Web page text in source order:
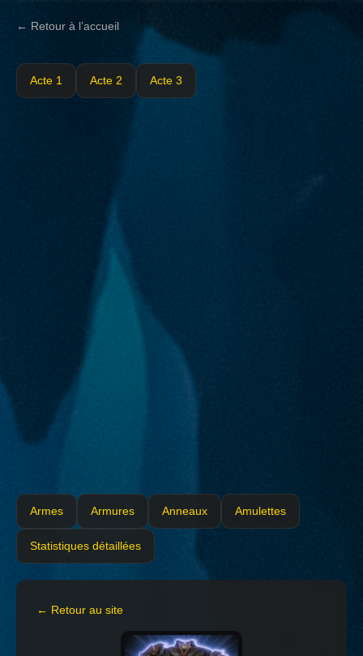
← Retour à l’accueil
Acte 1 Acte 2 Acte 3
Armes Armures Anneaux Amulettes
Statistiques détaillées
← Retour au site